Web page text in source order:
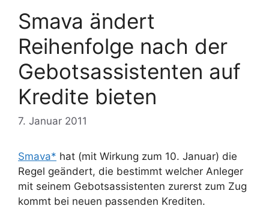
Smava ändert
Reihenfolge nach der
Gebotsassistenten auf
Kredite bieten
7. Januar 2011
Smava* hat (mit Wirkung zum 10. Januar) die
Regel geändert, die bestimmt welcher Anleger
mit seinem Gebotsassistenten zurerst zum Zug
kommt bei neuen passenden Krediten.